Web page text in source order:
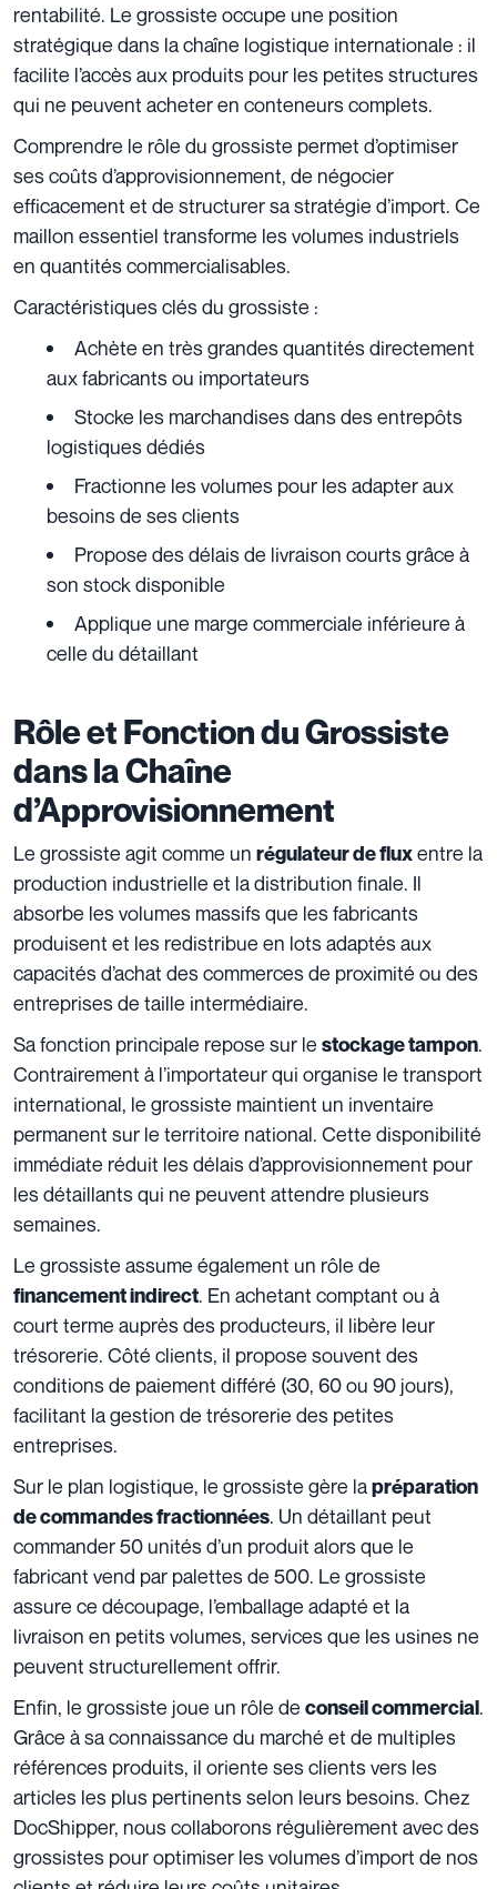
rentabilité. Le grossiste occupe une position
stratégique dans la chaîne logistique internationale : il
facilite l’accès aux produits pour les petites structures
qui ne peuvent acheter en conteneurs complets.
Comprendre le rôle du grossiste permet d’optimiser
ses coûts d’approvisionnement, de négocier
efficacement et de structurer sa stratégie d’import. Ce
maillon essentiel transforme les volumes industriels
en quantités commercialisables.
Caractéristiques clés du grossiste :
Achète en très grandes quantités directement
aux fabricants ou importateurs
Stocke les marchandises dans des entrepôts
logistiques dédiés
Fractionne les volumes pour les adapter aux
besoins de ses clients
Propose des délais de livraison courts grâce à
son stock disponible
Applique une marge commerciale inférieure à
celle du détaillant
Rôle et Fonction du Grossiste
dans la Chaîne
d’Approvisionnement
Le grossiste agit comme un régulateur de fluxentre la
production industrielle et la distribution finale. Il
absorbe les volumes massifs que les fabricants
produisent et les redistribue en lots adaptés aux
capacités d’achat des commerces de proximité ou des
entreprises de taille intermédiaire.
Sa fonction principale repose sur le stockage tampon.
Contrairement à l’importateur qui organise le transport
international, le grossiste maintient un inventaire
permanent sur le territoire national. Cette disponibilité
immédiate réduit les délais d’approvisionnement pour
les détaillants qui ne peuvent attendre plusieurs
semaines.
Le grossiste assume également un rôle de
financement indirect. En achetant comptant ou à
court terme auprès des producteurs, il libère leur
trésorerie. Côté clients, il propose souvent des
conditions de paiement différé (30, 60 ou 90 jours),
facilitant la gestion de trésorerie des petites
entreprises.
Sur le plan logistique, le grossiste gère lapréparation
de commandes fractionnées. Un détaillant peut
commander 50 unités d’un produit alors que le
fabricant vend par palettes de 500. Le grossiste
assure ce découpage, l’emballage adapté et la
livraison en petits volumes, services que les usines ne
peuvent structurellement offrir.
Enfin, le grossiste joue un rôle de conseil commercial.
Grâce à sa connaissance du marché et de multiples
références produits, il oriente ses clients vers les
articles les plus pertinents selon leurs besoins. Chez
DocShipper, nous collaborons régulièrement avec des
grossistes pour optimiser les volumes d’import de nos